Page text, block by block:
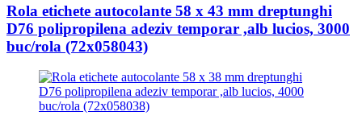
Rola etichete autocolante 58 x 43 mm dreptunghi
D76 polipropilena adeziv temporar ,alb lucios, 3000
buc/rola (72x058043)